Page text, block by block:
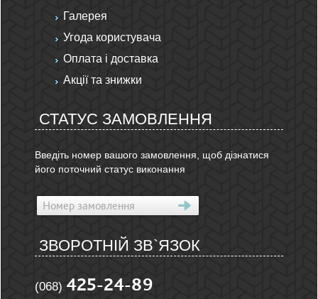
Галерея
Угода користувача
Оплата і доставка
Акції та знижки
СТАТУС ЗАМОВЛЕННЯ
Введіть номер вашого замовлення, щоб дізнатися
його поточний статус виконання
ЗВОРОТНІЙ ЗВ`ЯЗОК
(068) 425-24-89